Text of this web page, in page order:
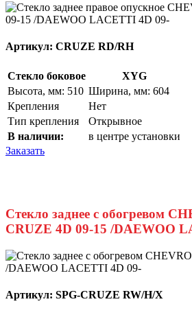
Артикул: CRUZE RD/RH
Стекло боковое
XYG
Высота, мм: 510 Ширина, мм: 604
Крепления
Нет
Тип крепления
Открывное
В наличии:
в центре установки
Заказать
Стекло заднее с обогревом
CRUZE 4D 09-15 /DAEWOO
Артикул: SPG-CRUZE RW/H/X